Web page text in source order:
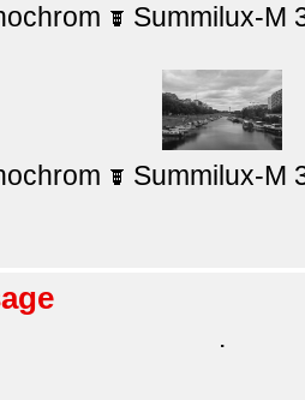
Summilux-M
Summilux-M
.